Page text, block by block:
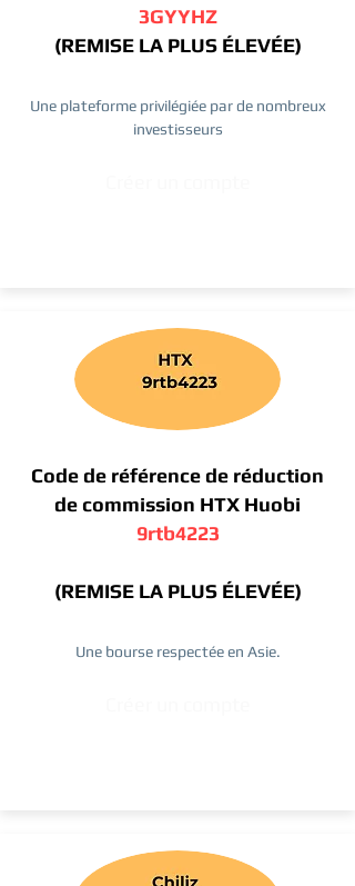
3GYYHZ
(REMISE LA PLUS ÉLEVÉE)
Une plateforme privilégiée par de nombreux
investisseurs
Code de référence de réduction
de commission HTX Huobi
9rtb4223
(REMISE LA PLUS ÉLEVÉE)
Une bourse respectée en Asie.